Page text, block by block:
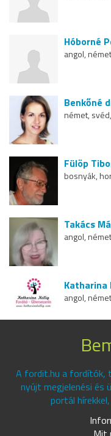
Hóborné
angol, német
Benkőné
német,
Fülöp
bosnyák,
Takács
angol,
Katharina
angol, német
A fordit.hu a fordítók,
nyújt megjelenési és
portál